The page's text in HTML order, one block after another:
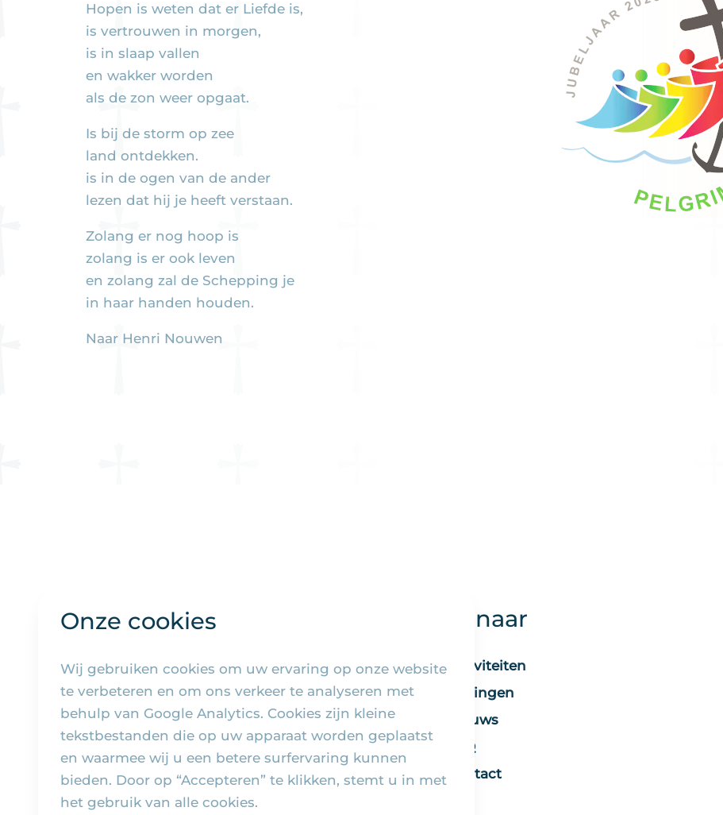
Onze cookies
Wij gebruiken cookies om uw ervaring op onze website
te verbeteren en om ons verkeer te analyseren met
behulp van Google Analytics. Cookies zijn kleine
tekstbestanden die op uw apparaat worden geplaatst
en waarmee wij u een betere surfervaring kunnen
bieden. Door op “Accepteren” te klikken, stemt u in met
het gebruik van alle cookies.
Hopen is weten dat er Liefde is,
is vertrouwen in morgen,
is in slaap vallen
en wakker worden
als de zon weer opgaat.
Is bij de storm op zee
land ontdekken.
is in de ogen van de ander
lezen dat hij je heeft verstaan.
Zolang er nog hoop is
zolang is er ook leven
en zolang zal de Schepping je
in haar handen houden.
Naar Henri Nouwen
Snel naar
Activiteiten
Vieringen
Nieuws
FAQ
Contact